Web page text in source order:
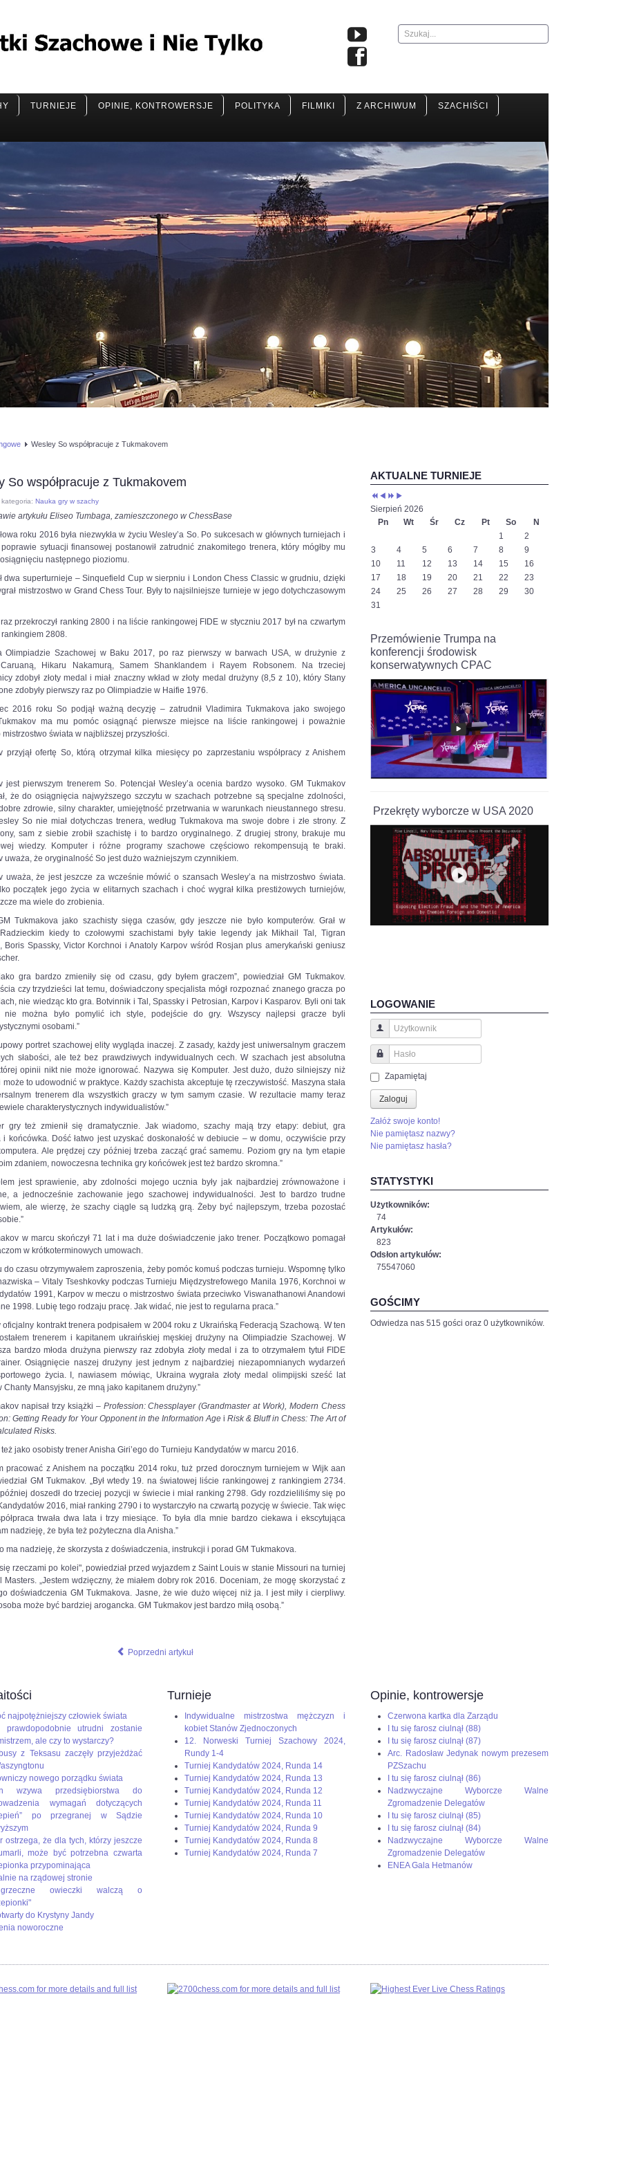
Szukaj...
TURNIEJE OPINIE, KONTROWERSJE POLITYKA FILMIKI Z ARCHIWUM SZACHIŚCI
Wesley So współpracuje z Tukmakovem
So współpracuje z Tukmakovem
Nauka gry w szachy
artykułu Eliseo Tumbaga, zamieszczonego w ChessBase
roku 2016 była niezwykła w życiu Wesley’a So. Po sukcesach w głównych turniejach i
sytuacji finansowej postanowił zatrudnić znakomitego trenera, który mógłby mu
następnego pioziomu.
dwa superturnieje – Sinquefield Cup w sierpniu i London Chess Classic w grudniu, dzięki
mistrzostwo w Grand Chess Tour. Były to najsilniejsze turnieje w jego dotychczasowym
przekroczył ranking 2800 i na liście rankingowej FIDE w styczniu 2017 był na czwartym
2808.
Olimpiadzie Szachowej w Baku 2017, po raz pierwszy w barwach USA, w drużynie z
Hikaru Nakamurą, Samem Shanklandem i Rayem Robsonem. Na trzeciej
zdobył złoty medal i miał znaczny wkład w złoty medal drużyny (8,5 z 10), który Stany
zdobyły pierwszy raz po Olimpiadzie w Haifie 1976.
2016 roku So podjął ważną decyzję – zatrudnił Vladimira Tukmakova jako swojego
ma mu pomóc osiągnąć pierwsze miejsce na liście rankingowej i poważnie
mistrzostwo świata w najbliższej przyszłości.
przyjął ofertę So, którą otrzymał kilka miesięcy po zaprzestaniu współpracy z Anishem
jest pierwszym trenerem So. Potencjał Wesley’a ocenia bardzo wysoko. GM Tukmakov
że do osiągnięcia najwyższego szczytu w szachach potrzebne są specjalne zdolności,
zdrowie, silny charakter, umiejętność przetrwania w warunkach nieustannego stresu.
So nie miał dotychczas trenera, według Tukmakova ma swoje dobre i złe strony. Z
sam z siebie zrobił szachistę i to bardzo oryginalnego. Z drugiej strony, brakuje mu
wiedzy. Komputer i różne programy szachowe częściowo rekompensują te braki.
uważa, że oryginalność So jest dużo ważniejszym czynnikiem.
uważa, że jest jeszcze za wcześnie mówić o szansach Wesley’a na mistrzostwo świata.
początek jego życia w elitarnych szachach i choć wygrał kilka prestiżowych turniejów,
ma wiele do zrobienia.
Tukmakova jako szachisty sięga czasów, gdy jeszcze nie było komputerów. Grał w
kiedy to czołowymi szachistami były takie legendy jak Mikhail Tal, Tigran
Boris Spassky, Victor Korchnoi i Anatoly Karpov wśród Rosjan plus amerykański geniusz
gra bardzo zmieniły się od czasu, gdy byłem graczem”, powiedział GM Tukmakov.
czy trzydzieści lat temu, doświadczony specjalista mógł rozpoznać znanego gracza po
nie wiedząc kto gra. Botvinnik i Tal, Spassky i Petrosian, Karpov i Kasparov. Byli oni tak
nie można było pomylić ich style, podejście do gry. Wszyscy najlepsi gracze byli
osobami.”
portret szachowej elity wygląda inaczej. Z zasady, każdy jest uniwersalnym graczem
słabości, ale też bez prawdziwych indywidualnych cech. W szachach jest absolutna
opinii nikt nie może ignorować. Nazywa się Komputer. Jest dużo, dużo silniejszy niż
może to udowodnić w praktyce. Każdy szachista akceptuje tę rzeczywistość. Maszyna stała
trenerem dla wszystkich graczy w tym samym czasie. W rezultacie mamy teraz
charakterystycznych indywidualistów.”
gry też zmienił się dramatycznie. Jak wiadomo, szachy mają trzy etapy: debiut, gra
i końcówka. Dość łatwo jest uzyskać doskonałość w debiucie – w domu, oczywiście przy
Ale prędzej czy później trzeba zacząć grać samemu. Poziom gry na tym etapie
zdaniem, nowoczesna technika gry końcówek jest też bardzo skromna.”
jest sprawienie, aby zdolności mojego ucznia były jak najbardziej zrównoważone i
a jednocześnie zachowanie jego szachowej indywidualności. Jest to bardzo trudne
ale wierzę, że szachy ciągle są ludzką grą. Żeby być najlepszym, trzeba pozostać
w marcu skończył 71 lat i ma duże doświadczenie jako trener. Początkowo pomagał
w krótkoterminowych umowach.
do czasu otrzymywałem zaproszenia, żeby pomóc komuś podczas turnieju. Wspomnę tylko
– Vitaly Tseshkovky podczas Turnieju Międzystrefowego Manila 1976, Korchnoi w
1991, Karpov w meczu o mistrzostwo świata przeciwko Viswanathanowi Anandowi
1998. Lubię tego rodzaju pracę. Jak widać, nie jest to regularna praca.”
oficjalny kontrakt trenera podpisałem w 2004 roku z Ukraińską Federacją Szachową. W ten
trenerem i kapitanem ukraińskiej męskiej drużyny na Olimpiadzie Szachowej. W
bardzo młoda drużyna pierwszy raz zdobyła złoty medal i za to otrzymałem tytuł FIDE
Osiągnięcie naszej drużyny jest jednym z najbardziej niezapomnianych wydarzeń
życia. I, nawiasem mówiąc, Ukraina wygrała złoty medal olimpijski sześć lat
Chanty Mansyjsku, ze mną jako kapitanem drużyny.”
napisał trzy książki – Profession: Chessplayer (Grandmaster at Work), Modern Chess
Getting Ready for Your Opponent in the Information Age i Risk & Bluff in Chess: The Art of
Risks.
też jako osobisty trener Anisha Giri’ego do Turnieju Kandydatów w marcu 2016.
pracować z Anishem na początku 2014 roku, tuż przed dorocznym turniejem w Wijk aan
GM Tukmakov. „Był wtedy 19. na światowej liście rankingowej z rankingiem 2734.
doszedł do trzeciej pozycji w świecie i miał ranking 2798. Gdy rozdzieliliśmy się po
2016, miał ranking 2790 i to wystarczyło na czwartą pozycję w świecie. Tak więc
trwała dwa lata i trzy miesiące. To była dla mnie bardzo ciekawa i ekscytująca
nadzieję, że była też pożyteczna dla Anisha.”
ma nadzieję, że skorzysta z doświadczenia, instrukcji i porad GM Tukmakova.
rzeczami po kolei", powiedział przed wyjazdem z Saint Louis w stanie Missouri na turniej
Masters. „Jestem wdzięczny, że miałem dobry rok 2016. Doceniam, że mogę skorzystać z
doświadczenia GM Tukmakova. Jasne, że wie dużo więcej niż ja. I jest miły i cierpliwy.
może być bardziej arogancka. GM Tukmakov jest bardzo miłą osobą.”
Poprzedni artykuł
AKTUALNE TURNIEJE
Sierpień 2026
Pn
Wt Śr Cz Pt So
N
1
2
3
4 5 6 7 8
9
10
11 12 13 14 15
16
17
18 19 20 21 22
23
24
25 26 27 28 29
30
31
Przemówienie Trumpa na
konferencji środowisk
konserwatywnych CPAC
Przekręty wyborcze w USA 2020
LOGOWANIE
Użytkownik
Hasło
Zapamiętaj
Zaloguj
Załóż swoje konto!
Nie pamiętasz nazwy?
Nie pamiętasz hasła?
STATYSTYKI
Użytkowników:
74
Artykułów:
823
Odsłon artykułów:
75547060
GOŚCIMY
Odwiedza nas 515 gości oraz 0 użytkowników.
najpotężniejszy człowiek świata
prawdopodobnie utrudni zostanie
ale czy to wystarczy?
z Teksasu zaczęły przyjeżdżać
nowego porządku świata
wzywa przedsiębiorstwa do
wymagań dotyczących
po przegranej w Sądzie
ostrzega, że dla tych, którzy jeszcze
może być potrzebna czwarta
przypominająca
na rządowej stronie
owieczki walczą o
do Krystyny Jandy
noworoczne
Turnieje
Indywidualne mistrzostwa mężczyzn i
kobiet Stanów Zjednoczonych
12. Norweski Turniej Szachowy 2024,
Rundy 1-4
Turniej Kandydatów 2024, Runda 14
Turniej Kandydatów 2024, Runda 13
Turniej Kandydatów 2024, Runda 12
Turniej Kandydatów 2024, Runda 11
Turniej Kandydatów 2024, Runda 10
Turniej Kandydatów 2024, Runda 9
Turniej Kandydatów 2024, Runda 8
Turniej Kandydatów 2024, Runda 7
Opinie, kontrowersje
Czerwona kartka dla Zarządu
I tu się farosz ciulnął (88)
I tu się farosz ciulnął (87)
Arc. Radosław Jedynak nowym prezesem
PZSzachu
I tu się farosz ciulnął (86)
Nadzwyczajne Wyborcze Walne
Zgromadzenie Delegatów
I tu się farosz ciulnął (85)
I tu się farosz ciulnął (84)
Nadzwyczajne Wyborcze Walne
Zgromadzenie Delegatów
ENEA Gala Hetmanów